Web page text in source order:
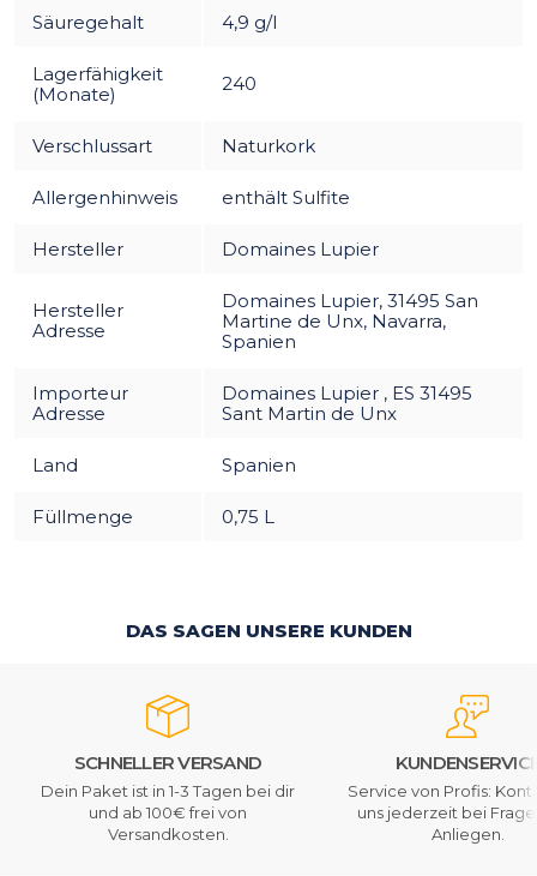
Säuregehalt 4,9 g/l
Lagerfähigkeit
(Monate)
240
Verschlussart Naturkork
Allergenhinweis enthält Sulfite
Hersteller Domaines Lupier
Hersteller
Adresse
Domaines Lupier, 31495 San
Martine de Unx, Navarra,
Spanien
Importeur
Adresse
Domaines Lupier , ES 31495
Sant Martin de Unx
Land Spanien
Füllmenge 0,75 L
DAS SAGEN UNSERE KUNDEN
SCHNELLER VERSAND
Dein Paket ist in 1-3 Tagen bei dir
und ab 100€ frei von
Versandkosten.
Service von Profis:
uns jederzeit bei
Anliegen.